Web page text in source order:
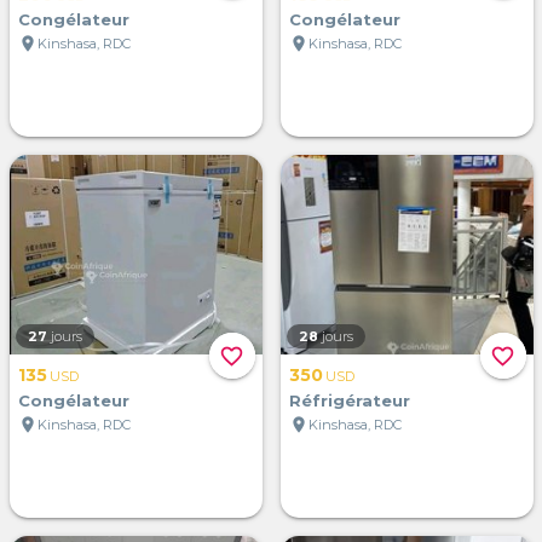
Congélateur
location_on Kinshasa, RDC
Congélateur
location_on Kinshasa, RDC
favorite_border
27 jours
135 USD
Congélateur
location_on Kinshasa, RDC
favorite_border
28 jours
350 USD
Réfrigérateur
location_on Kinshasa, RDC